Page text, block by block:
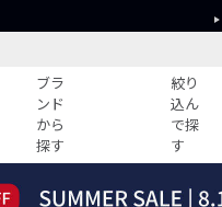
ブラ
ンド
から
探す
絞り
込ん
で探
す